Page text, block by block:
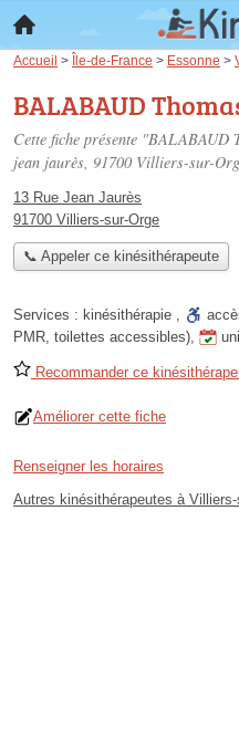
Accueil > Île-de-France > Essonne >
BALABAUD
Cette fiche présente "BALABAUD
jean jaurès, 91700 Villiers-sur-
13 Rue Jean Jaurès
91700 Villiers-sur-Orge
📞 Appeler ce kinésithérapeute
Services : kinésithérapie ,
PMR, toilettes accessibles),
Recommander ce
Améliorer cette fiche
Renseigner les horaires
Autres kinésithérapeutes à Villiers-